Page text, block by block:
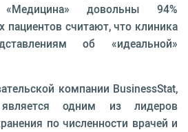
довольны 94%
пациентов считают, что кли­ника
об «идеальной»
компании BusinessStat,
одним из лидеров
по численно­сти врачей и